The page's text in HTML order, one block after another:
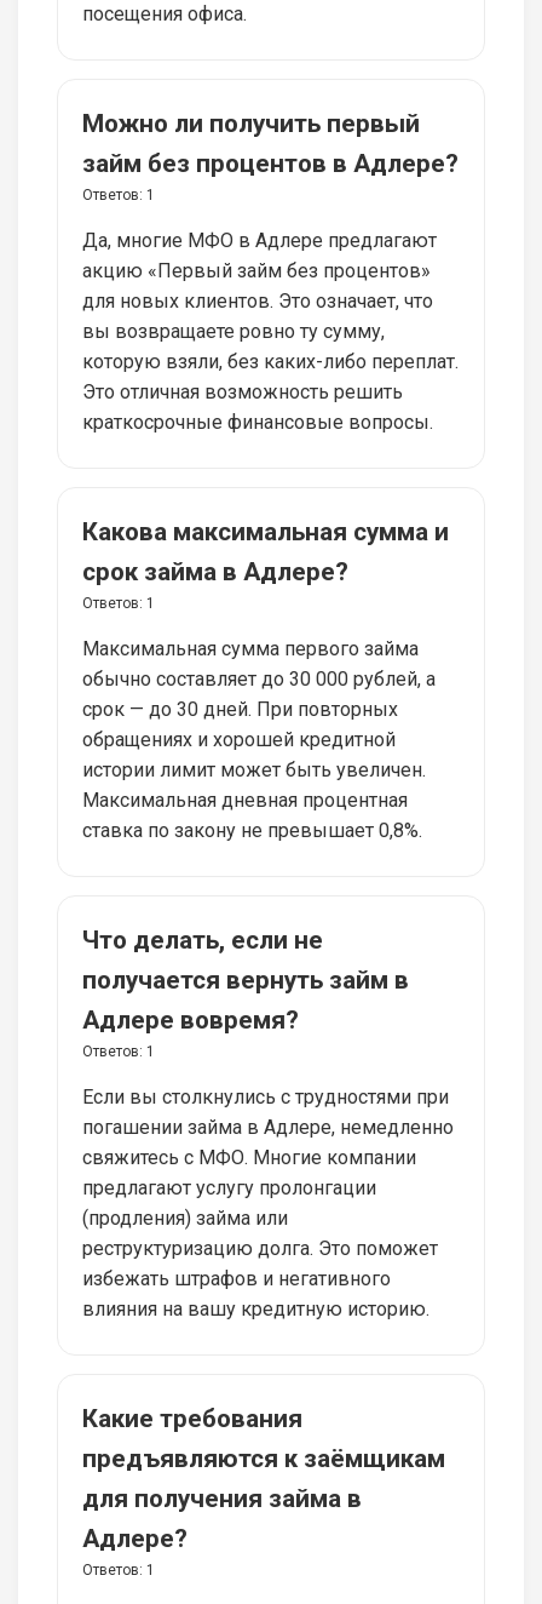
посещения офиса.
Можно ли получить первый
займ без процентов в Адлере?
Ответов: 1
Да, многие МФО в Адлере предлагают
акцию «Первый займ без процентов»
для новых клиентов. Это означает, что
вы возвращаете ровно ту сумму,
которую взяли, без каких-либо переплат.
Это отличная возможность решить
краткосрочные финансовые вопросы.
Какова максимальная сумма и
срок займа в Адлере?
Ответов: 1
Максимальная сумма первого займа
обычно составляет до 30 000 рублей, а
срок — до 30 дней. При повторных
обращениях и хорошей кредитной
истории лимит может быть увеличен.
Максимальная дневная процентная
ставка по закону не превышает 0,8%.
Что делать, если не
получается вернуть займ в
Адлере вовремя?
Ответов: 1
Если вы столкнулись с трудностями при
погашении займа в Адлере, немедленно
свяжитесь с МФО. Многие компании
предлагают услугу пролонгации
(продления) займа или
реструктуризацию долга. Это поможет
избежать штрафов и негативного
влияния на вашу кредитную историю.
Какие требования
предъявляются к заёмщикам
для получения займа в
Адлере?
Ответов: 1